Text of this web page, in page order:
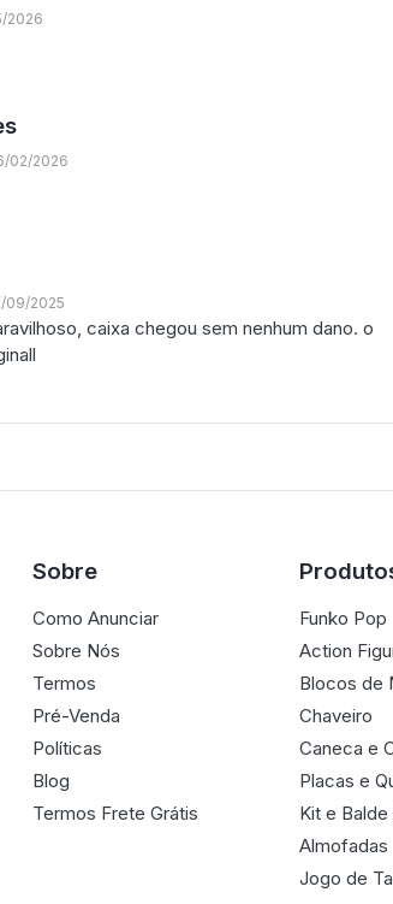
2026
02/2026
09/2025
caixa chegou sem nenhum dano. o
Sobre
Como Anunciar
Sobre Nós
Termos
Pré-Venda
Políticas
Blog
Termos Frete Grátis
Funko Pop
Action
Blocos de
Chaveiro
Caneca e
Placas e
Kit e
Almofadas
Jogo de